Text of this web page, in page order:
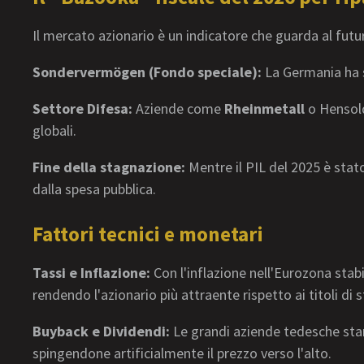
Il mercato azionario è un indicatore che guarda al
Sondervermögen (Fondo speciale): La Germania
Settore Difesa: Aziende come Rheinmetall o
globali.
Fine della stagnazione: Mentre il PIL del 2025 è
dalla spesa pubblica.
Fattori tecnici e monetari
Tassi e Inflazione: Con l'inflazione nell'Eurozona
rendendo l'azionario più attraente rispetto ai titoli di
Buyback e Dividendi: Le grandi aziende tedesche
spingendone artificialmente il prezzo verso l'alto.